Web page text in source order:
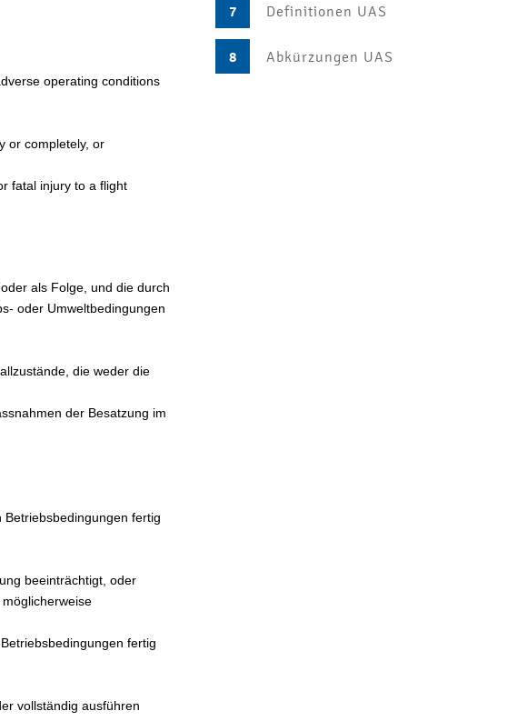
7 Definitionen UAS
8 Abkürzungen UAS
operating conditions
or completely, or
fatal injury to a flight
als Folge, und die durch
oder Umweltbedingungen
die weder die
der Besatzung im
fertig
beeinträchtigt, oder
fertig
vollständig ausführen